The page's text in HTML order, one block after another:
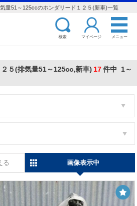
量51～125ccのホンダリード１２５(新車)一覧
検索 マイページ メニュー
５(排気量51～125cc,新車) 17件中 1～
る 画像表示中